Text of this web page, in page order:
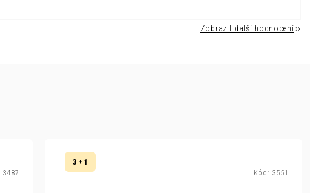
Zobrazit další hodnocení
3487
3 + 1
Kód: 3551